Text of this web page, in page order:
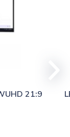
21:9